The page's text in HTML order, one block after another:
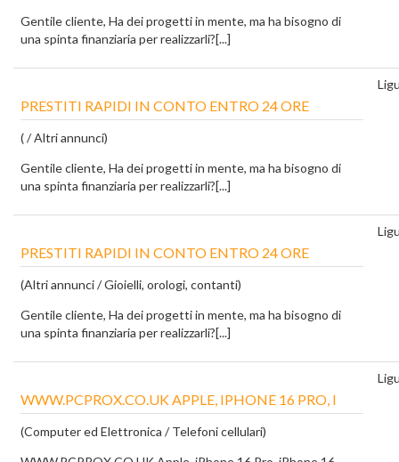
Gentile cliente, Ha dei progetti in mente, ma ha bisogno di
una spinta finanziaria per realizzarli?[...]
PRESTITI RAPIDI IN CONTO ENTRO 24 ORE
( / Altri annunci)
Gentile cliente, Ha dei progetti in mente, ma ha bisogno di
una spinta finanziaria per realizzarli?[...]
PRESTITI RAPIDI IN CONTO ENTRO 24 ORE
(Altri annunci / Gioielli, orologi, contanti)
Gentile cliente, Ha dei progetti in mente, ma ha bisogno di
una spinta finanziaria per realizzarli?[...]
WWW.PCPROX.CO.UK APPLE, IPHONE 16 PRO, I
(Computer ed Elettronica / Telefoni cellulari)